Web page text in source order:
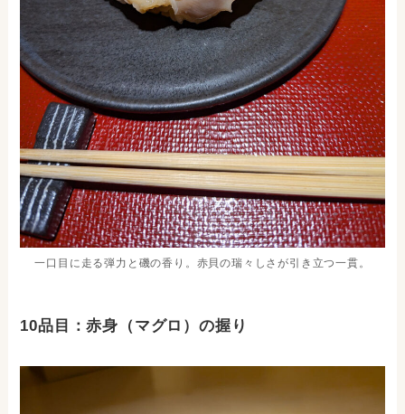
一口目に走る弾力と磯の香り。赤貝の瑞々しさが引き立つ一貫。
10品目：赤身（マグロ）の握り